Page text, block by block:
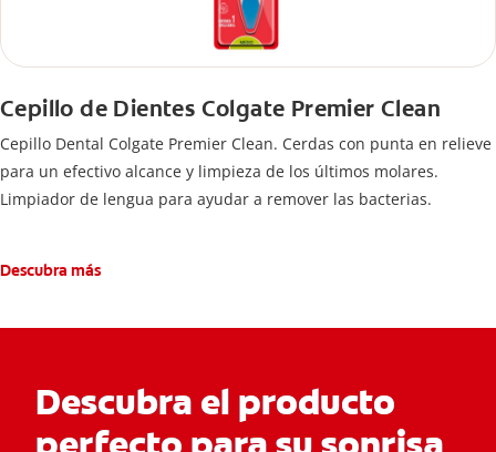
Cepillo de Dientes Colgate Premier Clean
Cepillo Dental Colgate Premier Clean. Cerdas con punta en relieve
para un efectivo alcance y limpieza de los últimos molares.
Limpiador de lengua para ayudar a remover las bacterias.
Descubra más
Descubra el producto